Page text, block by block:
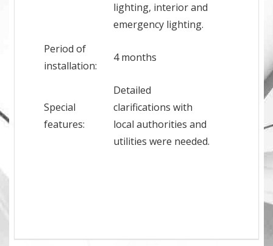
lighting, interior and
emergency lighting.
Period of
installation:
4 months
Special
features:
Detailed
clarifications with
local authorities and
utilities were needed.